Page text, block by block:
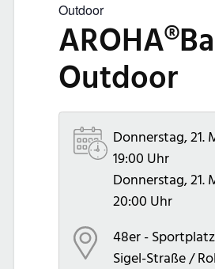
Outdoor
Outdoor
Donnerstag, 21.
19:00 Uhr
Donnerstag, 21.
20:00 Uhr
48er -
Sigel-Straße /